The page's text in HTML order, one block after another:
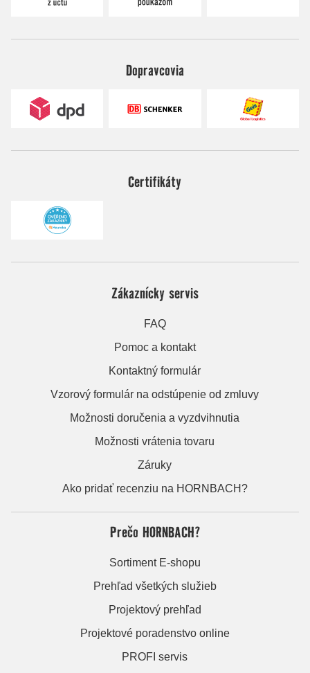
Dopravcovia
Certifikáty
Zákaznícky servis
FAQ
Pomoc a kontakt
Kontaktný formulár
Vzorový formulár na odstúpenie od zmluvy
Možnosti doručenia a vyzdvihnutia
Možnosti vrátenia tovaru
Záruky
Ako pridať recenziu na HORNBACH?
Prečo HORNBACH?
Sortiment E-shopu
Prehľad všetkých služieb
Projektový prehľad
Projektové poradenstvo online
PROFI servis